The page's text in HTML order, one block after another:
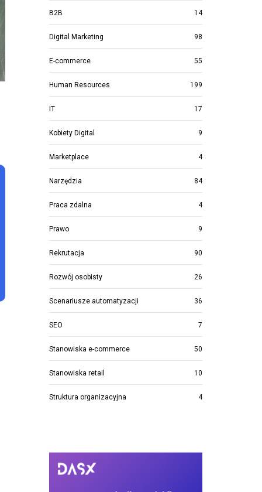
B2B 14
Digital Marketing 98
E-commerce 55
Human Resources 199
IT 17
Kobiety Digital 9
Marketplace 4
Narzędzia 84
Praca zdalna 4
Prawo 9
Rekrutacja 90
Rozwój osobisty 26
Scenariusze automatyzacji 36
SEO 7
Stanowiska e-commerce 50
Stanowiska retail 10
Struktura organizacyjna 4